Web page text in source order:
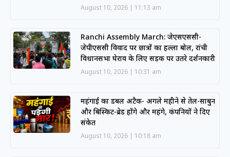
August 10, 2026 11:13 am
Ranchi Assembly March: जेएसएससी-
जेपीएससी विवाद पर छात्रों का हल्ला बोल, रांची
विधानसभा घेराव के लिए सड़क पर उतरे प्रदर्शनकारी
August 10, 2026 10:31 am
महंगाई का डबल अटैक- अगले महीने से तेल-साबुन
और बिस्किट-ब्रेड होंगे और महंगे, कंपनियों ने दिए
संकेत
August 10, 2026 10:18 am